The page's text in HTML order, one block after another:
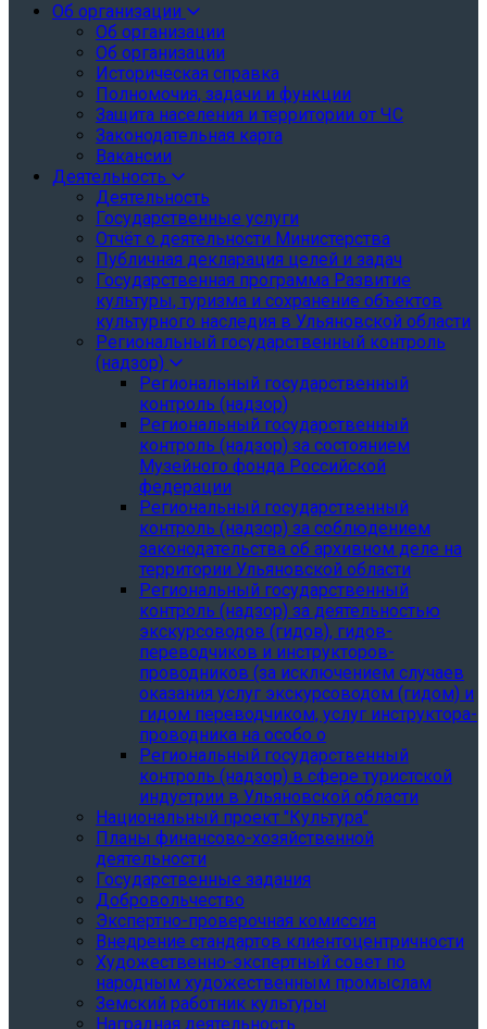
Об организации
Об организации
Об организации
Историческая справка
Полномочия, задачи и функции
Защита населения и территории от ЧС
Законодательная карта
Вакансии
Деятельность
Деятельность
Государственные услуги
Отчёт о деятельности Министерства
Публичная декларация целей и задач
Государственная программа Развитие
культуры, туризма и сохранение объектов
культурного наследия в Ульяновской области
Региональный государственный контроль
(надзор)
Региональный государственный
контроль (надзор)
Региональный государственный
контроль (надзор) за состоянием
Музейного фонда Российской
федерации
Региональный государственный
контроль (надзор) за соблюдением
законодательства об архивном деле на
территории Ульяновской области
Региональный государственный
контроль (надзор) за деятельностью
экскурсоводов (гидов), гидов-
переводчиков и инструкторов-
проводников (за исключением случаев
оказания услуг экскурсоводом (гидом) и
гидом переводчиком, услуг инструктора-
проводника на особо о
Региональный государственный
контроль (надзор) в сфере туристской
индустрии в Ульяновской области
Национальный проект "Культура"
Планы финансово-хозяйственной
деятельности
Государственные задания
Добровольчество
Экспертно-проверочная комиссия
Внедрение стандартов клиентоцентричности
Художественно-экспертный совет по
народным художественным промыслам
Земский работник культуры
Наградная деятельность